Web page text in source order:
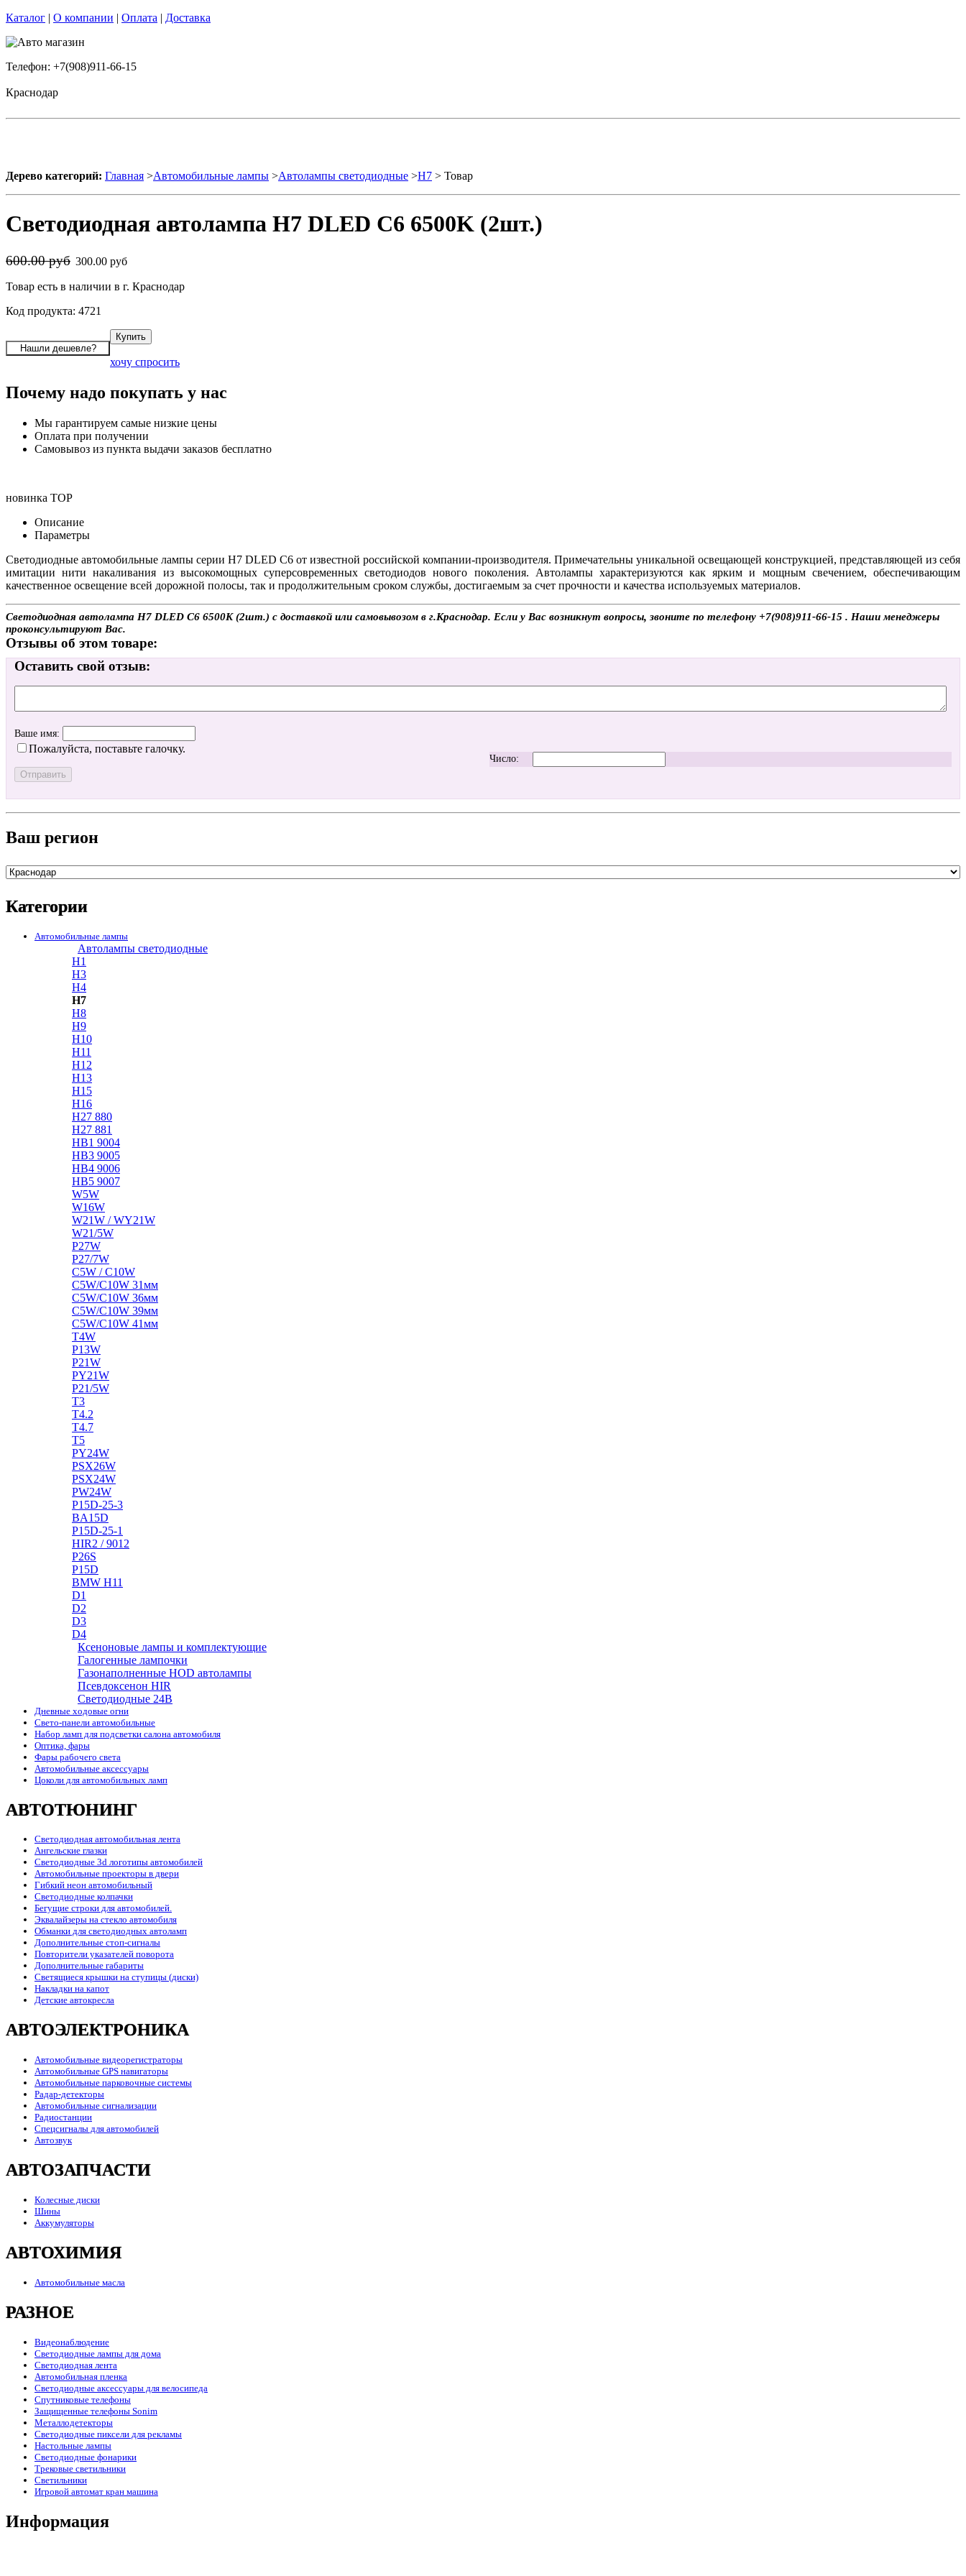
Каталог | О компании | Оплата | Доставка
Телефон: +7(908)911-66-15
Краснодар
Дерево категорий: Главная >Автомобильные лампы >Автолампы светодиодные >H7 > Товар
Светодиодная автолампа H7 DLED C6 6500K (2шт.)
600.00 руб 300.00 руб
Товар есть в наличии в г. Краснодар
Код продукта: 4721
хочу спросить
Почему надо покупать у нас
Мы гарантируем самые низкие цены
Оплата при получении
Самовывоз из пункта выдачи заказов бесплатно
новинка TOP
Описание
Параметры
Светодиодные автомобильные лампы серии H7 DLED C6 от известной российской компании-производителя. Примечательны уникальной освещающей конструкцией, представляющей из себя
имитации нити накаливания из высокомощных суперсовременных светодиодов нового поколения. Автолампы характеризуются как ярким и мощным свечением, обеспечивающим
качественное освещение всей дорожной полосы, так и продолжительным сроком службы, достигаемым за счет прочности и качества используемых материалов.
Светодиодная автолампа H7 DLED C6 6500K (2шт.) с доставкой или самовывозом в г.Краснодар. Если у Вас возникнут вопросы, звоните по телефону +7(908)911-66-15 . Наши менеджеры
проконсультируют Вас.
Отзывы об этом товаре:
Оставить свой отзыв:
Ваше имя:
Пожалуйста, поставьте галочку.
Число:
Ваш регион
Категории
Автомобильные лампы
Автолампы светодиодные
H1
H3
H4
H7
H8
H9
H10
H11
H12
H13
H15
H16
H27 880
H27 881
HB1 9004
HB3 9005
HB4 9006
HB5 9007
W5W
W16W
W21W / WY21W
W21/5W
P27W
P27/7W
C5W / C10W
C5W/C10W 31мм
C5W/C10W 36мм
C5W/C10W 39мм
C5W/C10W 41мм
T4W
P13W
P21W
PY21W
P21/5W
T3
T4.2
T4.7
T5
PY24W
PSX26W
PSX24W
PW24W
P15D-25-3
BA15D
P15D-25-1
HIR2 / 9012
P26S
P15D
BMW H11
D1
D2
D3
D4
Ксеноновые лампы и комплектующие
Галогенные лампочки
Газонаполненные HOD автолампы
Псевдоксенон HIR
Cветодиодные 24B
Дневные ходовые огни
Свето-панели автомобильные
Набор ламп для подсветки салона автомобиля
Оптика, фары
Фары рабочего света
Автомобильные аксессуары
Цоколи для автомобильных ламп
АВТОТЮНИНГ
Светодиодная автомобильная лента
Ангельские глазки
Светодиодные 3d логотипы автомобилей
Автомобильные проекторы в двери
Гибкий неон автомобильный
Светодиодные колпачки
Бегущие строки для автомобилей.
Эквалайзеры на стекло автомобиля
Обманки для светодиодных автоламп
Дополнительные стоп-сигналы
Повторители указателей поворота
Дополнительные габариты
Светящиеся крышки на ступицы (диски)
Накладки на капот
Детские автокресла
АВТОЭЛЕКТРОНИКА
Автомобильные видеорегистраторы
Автомобильные GPS навигаторы
Автомобильные парковочные системы
Радар-детекторы
Автомобильные сигнализации
Радиостанции
Спецсигналы для автомобилей
Автозвук
АВТОЗАПЧАСТИ
Колесные диски
Шины
Аккумуляторы
АВТОХИМИЯ
Автомобильные масла
РАЗНОЕ
Видеонаблюдение
Светодиодные лампы для дома
Светодиодная лента
Автомобильная пленка
Светодиодные аксессуары для велосипеда
Спутниковые телефоны
Защищенные телефоны Sonim
Металлодетекторы
Светодиодные пиксели для рекламы
Настольные лампы
Светодиодные фонарики
Трековые светильники
Светильники
Игровой автомат кран машина
Информация